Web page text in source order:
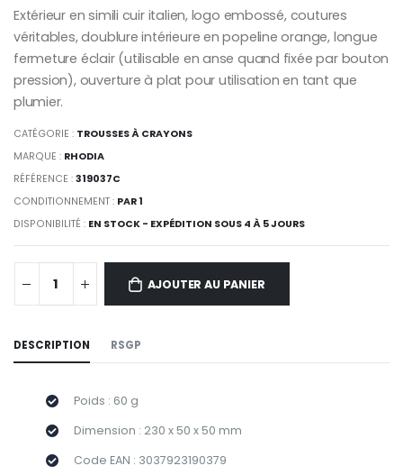
Extérieur en simili cuir italien, logo embossé, coutures
véritables, doublure intérieure en popeline orange, longue
fermeture éclair (utilisable en anse quand fixée par bouton
pression), ouverture à plat pour utilisation en tant que
plumier.
CATÉGORIE : TROUSSES À CRAYONS
MARQUE : RHODIA
RÉFÉRENCE :319037C
CONDITIONNEMENT : PAR 1
DISPONIBILITÉ : EN STOCK - EXPÉDITION SOUS 4 À 5 JOURS
AJOUTER AU PANIER
DESCRIPTION RSGP
Poids : 60 g
Dimension : 230 x 50 x 50 mm
Code EAN : 3037923190379